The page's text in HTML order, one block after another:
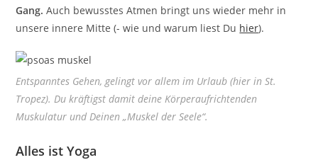
Gang.Auch bewusstes Atmen bringt uns wieder mehr in
unsere innere Mitte (- wie und warum liest Du hier).
Entspanntes Gehen, gelingt vor allem im Urlaub (hier in St.
Tropez). Du kräftigst damit deine Körperaufrichtenden
Muskulatur und Deinen „Muskel der Seele“.
Alles ist Yoga